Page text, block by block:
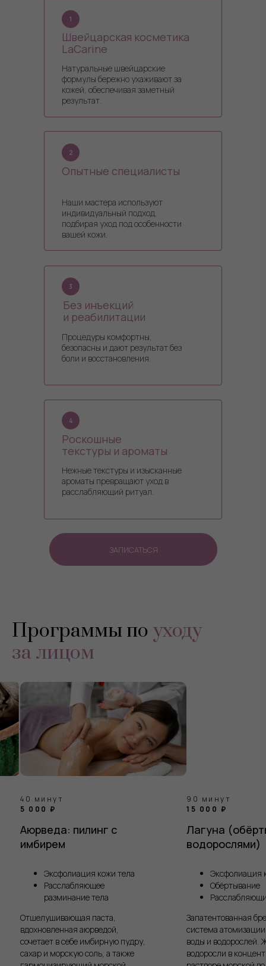
ЗАПИСАТЬСЯ
Нежные текстуры и изысканные
ароматы превращают уход в
расслабляющий ритуал.
Роскошные
текстуры и ароматы
4
Процедуры комфортны,
безопасны и дают результат без
боли и восстановления.
Без инъекций
и реабилитации
3
Наши мастера используют
индивидуальный подход,
подбирая уход под особенности
вашей кожи.
Опытные специалисты
2
Натуральные швейцарские
формулы бережно ухаживают за
кожей, обеспечивая заметный
результат.
Швейцарская косметика
LaCarine
1
Программы по уходу
за лицом
пилинг с
кожи тела
тела
паста,
аюрведой,
себе имбирную пудру,
соль, а также
Лагуна (обёртывание с
водорослями)
Эксфолиация кожи тела
Расслабляющий спа-уход
Запатентованная брендом
система атомизации морской
воды и водорослей. Живые
водоросли в концентрированном